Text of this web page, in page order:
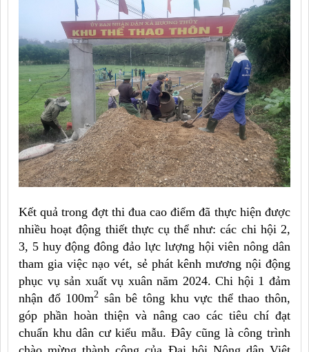
Kết quả trong đợt thi đua cao điểm đã thực hiện được
nhiều hoạt động thiết thực cụ thể như: các chi hội 2,
3, 5 huy động đông đảo lực lượng hội viên nông dân
tham gia việc nạo vét, sẻ phát kênh mương nội động
phục vụ sản xuất vụ xuân năm 2024. Chi hội 1 đảm
nhận đổ 100m2 sân bê tông khu vực thể thao thôn,
góp phần hoàn thiện và nâng cao các tiêu chí đạt
chuẩn khu dân cư kiểu mẫu. Đây cũng là công trình